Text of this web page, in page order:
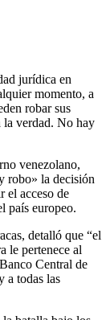
jurídica en
momento, a
robar sus
la verdad. No hay
venezolano,
robo» la decisión
el acceso de
país europeo.
detalló que “el
le pertenece al
Central de
a todas las